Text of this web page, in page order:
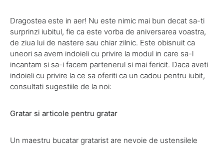
Dragostea este in aer! Nu este nimic mai bun decat sa-ti
surprinzi iubitul, fie ca este vorba de aniversarea voastra,
de ziua lui de nastere sau chiar zilnic. Este obisnuit ca
uneori sa avem indoieli cu privire la modul in care sa-l
incantam si sa-i facem partenerul si mai fericit. Daca aveti
indoieli cu privire la ce sa oferiti ca un cadou pentru iubit,
consultati sugestiile de la noi:
Gratar si articole pentru gratar
Un maestru bucatar gratarist are nevoie de ustensilele